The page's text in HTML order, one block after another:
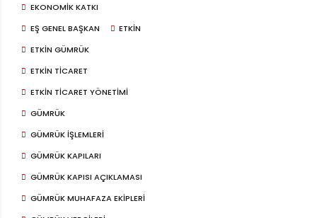
EKONOMIK KATKI
EŞ GENEL BAŞKAN
ETKIN
ETKIN GÜMRÜK
ETKIN TICARET
ETKIN TICARET YÖNETIMI
GÜMRÜK
GÜMRÜK IŞLEMLERI
GÜMRÜK KAPILARI
GÜMRÜK KAPISI AÇIKLAMASI
GÜMRÜK MUHAFAZA EKIPLERI